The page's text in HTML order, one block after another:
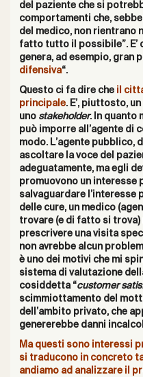
del paziente che si
comportamenti che,
del medico, non rientrano
fatto tutto il possibile”. E’
genera, ad esempio, gran
difensiva“.
Questo ci fa dire che il
principale. E’, piuttosto, un
uno stakeholder. In quanto
può imporre all’agente di
modo. L’agente pubblico,
ascoltare la voce del
adeguatamente, ma egli
promuovono un interesse
salvaguardare l’interesse
delle cure, un medico
trovare (e di fatto si trova)
prescrivere una visita
non avrebbe alcun
è uno dei motivi che mi
sistema di valutazione
cosiddetta “customer
scimmiottamento del
dell’ambito privato, che
genererebbe danni
Ma questi sono interessi
si traducono in concreto
andiamo ad analizzare il